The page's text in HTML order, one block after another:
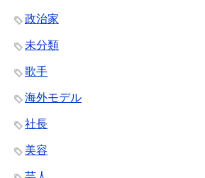
政治家
未分類
歌手
海外モデル
社長
美容